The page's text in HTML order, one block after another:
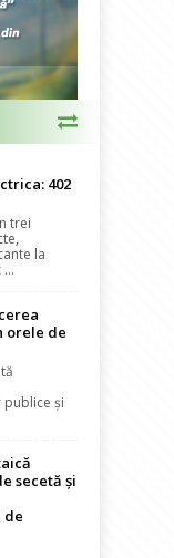
în întreaga
402
trei
la
orele de
și
secetă și
de